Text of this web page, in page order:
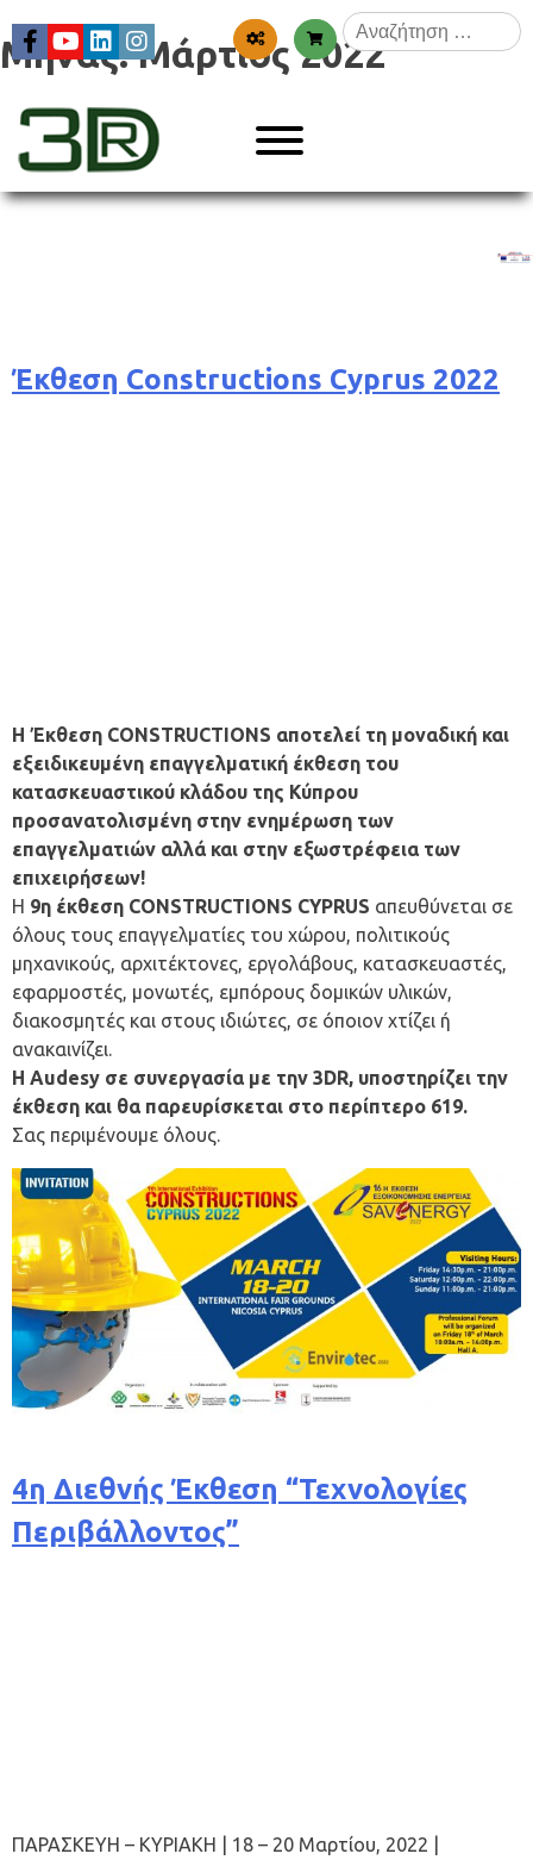
to
content
Αναζήτηση
για:
3dr
Μήνας:Μάρτιος 2022
Έκθεση Constructions Cyprus 2022
Η Έκθεση CONSTRUCTIONS αποτελεί τη μοναδική και
εξειδικευμένη επαγγελματική έκθεση του
κατασκευαστικού κλάδου της Κύπρου
προσανατολισμένη στην ενημέρωση των
επαγγελματιών αλλά και στην εξωστρέφεια των
επιχειρήσεων!
Η 9η έκθεση CONSTRUCTIONS CYPRUS απευθύνεται σε
όλους τους επαγγελματίες του χώρου, πολιτικούς
μηχανικούς, αρχιτέκτονες, εργολάβους, κατασκευαστές,
εφαρμοστές, μονωτές, εμπόρους δομικών υλικών,
διακοσμητές και στους ιδιώτες, σε όποιον χτίζει ή
ανακαινίζει.
Η Audesy σε συνεργασία με την 3DR, υποστηρίζει την
έκθεση και θα παρευρίσκεται στο περίπτερο 619.
Σας περιμένουμε όλους.
4η Διεθνής Έκθεση “Τεχνολογίες
Περιβάλλοντος”
ΠΑΡΑΣΚΕΥΗ – ΚΥΡΙΑΚΗ | 18 – 20 Μαρτίου, 2022 |